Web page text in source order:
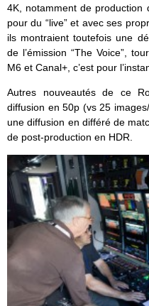
4K, notamment de production
pour du “live” et avec ses
ils montraient toutefois une
de l’émission “The Voice”,
M6 et Canal+, c’est pour
Autres nouveautés de ce
diffusion en 50p (vs 25
une diffusion en différé de
de post-production en HDR.